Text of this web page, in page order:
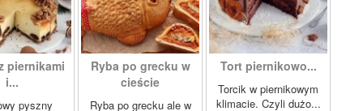
piernikami
i...
pyszny
Ryba po grecku w
cieście
Ryba po grecku ale w
Tort piernikowo...
Torcik w piernikowym
klimacie. Czyli dużo...